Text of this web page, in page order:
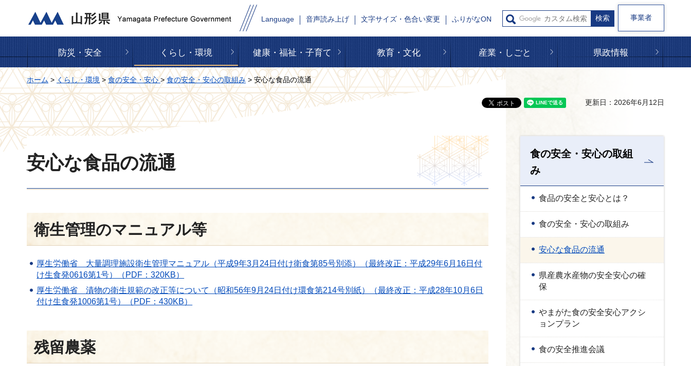
山形県 Language 音声読み上げ 文字サイズ・色合い変更 ふりがなON 事業者
防災・安全 くらし・環境 健康・福祉・子育て 教育・文化 産業・しごと 県政情報
ホーム>くらし・環境 >食の安全・安心>食の安全・安心の取組み > 安心な食品の流通
更新日：2026年6月12日
安心な食品の流通
衛生管理のマニュアル等
厚生労働省 大量調理施設衛生管理マニュアル（平成9年3月24日付け衛食第85号別添）（最終改正：平成29年6月16日付
け生食発0616第1号）（PDF：320KB）
厚生労働省 漬物の衛生規範の改正等について（昭和56年9月24日付け環食第214号別紙）（最終改正：平成28年10月6日
付け生食発1006第1号）（PDF：430KB）
残留農薬
食の安全・安心の取組
み
食品の安全と安心とは？
食の安全・安心の取組み
安心な食品の流通
県産農水産物の安全安心の確
保
やまがた食の安全安心アクシ
ョンプラン
食の安全推進会議